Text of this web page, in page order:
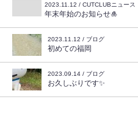
2023.11.12 / CUTCLUBニュース
年末年始のお知らせ🎍
2023.11.12 / ブログ
初めての福岡
2023.09.14 / ブログ
お久しぶりです✨